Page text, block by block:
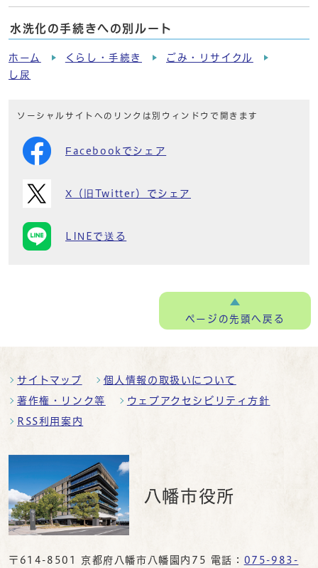
水洗化の手続きへの別ルート
ホーム くらし・手続き
ごみ・リサイクル
し尿
ソーシャルサイトへのリンクは別ウィンドウで開きます
Facebookでシェア
X（旧Twitter）でシェア
LINEで送る
ページの先頭へ戻る
サイトマップ 個人情報の取扱いについて
著作権・リンク等 ウェブアクセシビリティ方針
RSS利用案内
八幡市役所
〒614-8501 京都府八幡市八幡園内75 電話： 075-983-